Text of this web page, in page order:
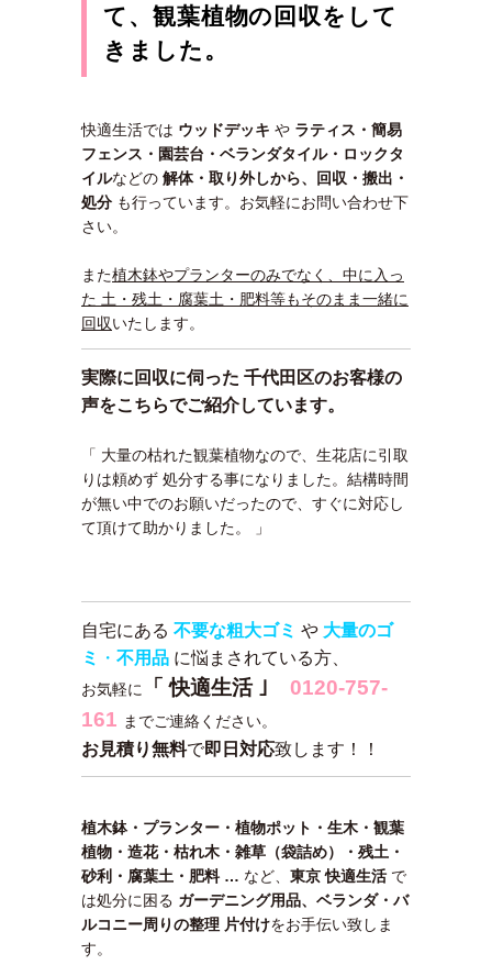
て、観葉植物の回収をして
きました。
快適生活では ウッドデッキ や ラティス・簡易
フェンス・園芸台・ ベランダタイル・ロックタ
イルなどの 解体・取り外しから、回収・搬出・
処分 も行っています。お気軽にお問い合わせ下
さい。
また植木鉢やプランターのみでなく、中に入っ
た 土・残土・腐葉土・肥料等もそのまま一緒に
回収いたします。
実際に回収に伺った 千代田区のお客様の
声をこちらでご紹介しています。
「 大量の枯れた観葉植物なので、生花店に引取
りは頼めず 処分する事になりました。結構時間
が無い中でのお願いだったので、すぐに対応し
て頂けて助かりました。 」
自宅にある 不要な粗大ゴミ や 大量のゴ
ミ
・ 不用品 に悩まされている方、
お気軽に 「 快適生活 ｣ 0120-757-
161 までご連絡ください。
お見積り無料で即日対応致します！！
植木鉢・プランター・植物ポット・生木・観葉
植物・造花・枯れ木・雑草（袋詰め）・残土・
砂利・腐葉土・肥料 … など、 東京 快適生活 で
は処分に困る ガーデニング用品、ベランダ・バ
ルコニー周りの整理 片付けをお手伝い致しま
す。